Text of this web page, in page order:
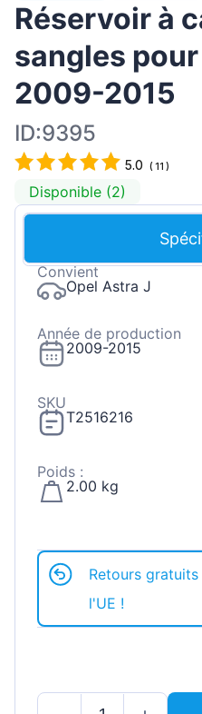
Réservoir à
sangles
2009-2015
ID:9395
5.0 (11 )
Disponible (2)
Convient
Opel Astra J
Année de production
2009-2015
SKU
T2516216
Poids :
2.00 kg
Retours
l'UE !